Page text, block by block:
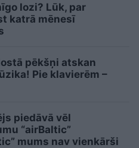
lozi? Lūk, par
katrā mēnesī
pēkšņi atskan
Pie klavierēm –
piedāvā vēl
“airBaltic”
mums nav vienkārši